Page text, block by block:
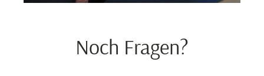
Noch Fragen?